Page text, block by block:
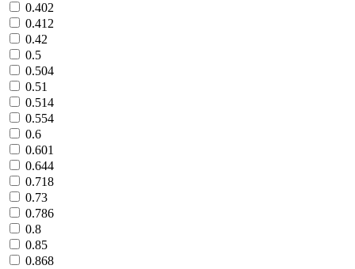
0.402
0.412
0.42
0.5
0.504
0.51
0.514
0.554
0.6
0.601
0.644
0.718
0.73
0.786
0.8
0.85
0.868